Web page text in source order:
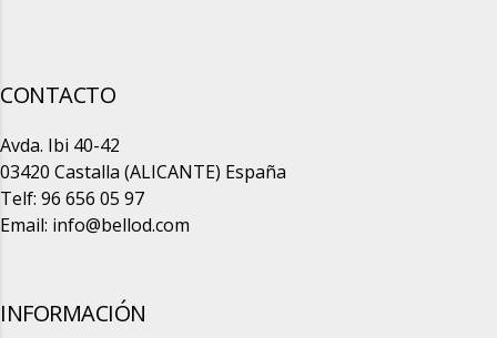
CONTACTO
Avda. Ibi 40-42
03420 Castalla (ALICANTE) España
Telf: 96 656 05 97
Email: info@bellod.com
INFORMACIÓN